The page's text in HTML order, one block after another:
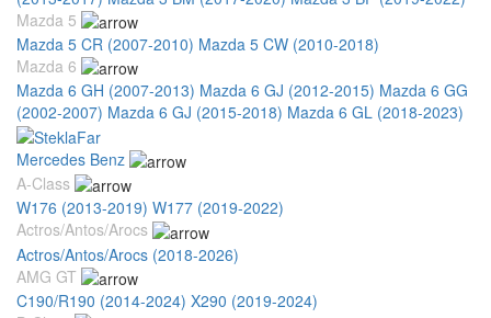
Mazda 5
Mazda 5 CR (2007-2010) Mazda 5 CW (2010-2018)
Mazda 6
Mazda 6 GH (2007-2013) Mazda 6 GJ (2012-2015) Mazda 6 GG
(2002-2007) Mazda 6 GJ (2015-2018) Mazda 6 GL (2018-2023)
Mercedes Benz
A-Class
W176 (2013-2019) W177 (2019-2022)
Actros/Antos/Arocs
Actros/Antos/Arocs (2018-2026)
AMG GT
C190/R190 (2014-2024) X290 (2019-2024)